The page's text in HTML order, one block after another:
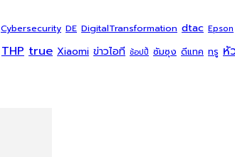
Cybersecurity DE DigitalTransformation dtac Epson
THP true Xiaomi ข่าวไอที ช้อปปี้ ซัมซุง ดีแทค ทรู หั